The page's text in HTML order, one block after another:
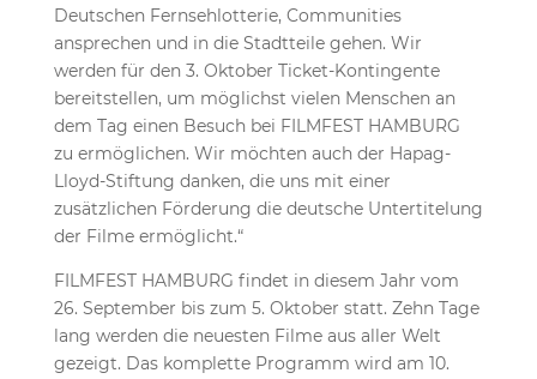
Deutschen Fernsehlotterie, Communities
ansprechen und in die Stadtteile gehen. Wir
werden für den 3. Oktober Ticket-Kontingente
bereitstellen, um möglichst vielen Menschen an
dem Tag einen Besuch bei FILMFEST HAMBURG
zu ermöglichen. Wir möchten auch der Hapag-
Lloyd-Stiftung danken, die uns mit einer
zusätzlichen Förderung die deutsche Untertitelung
der Filme ermöglicht.“
FILMFEST HAMBURG findet in diesem Jahr vom
26. September bis zum 5. Oktober statt. Zehn Tage
lang werden die neuesten Filme aus aller Welt
gezeigt. Das komplette Programm wird am 10.